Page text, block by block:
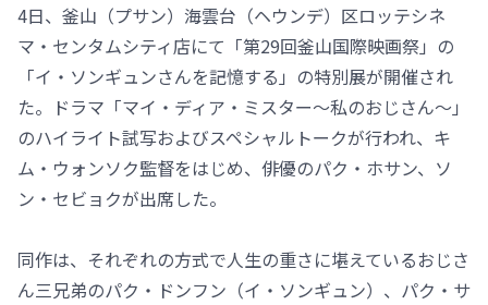
4日、釜山（プサン）海雲台（ヘウンデ）区ロッテシネ
マ・センタムシティ店にて「第29回釜山国際映画祭」の
「イ・ソンギュンさんを記憶する」の特別展が開催され
た。ドラマ「マイ・ディア・ミスター～私のおじさん～」
のハイライト試写およびスペシャルトークが行われ、キ
ム・ウォンソク監督をはじめ、俳優のパク・ホサン、ソ
ン・セビョクが出席した。
同作は、それぞれの方式で人生の重さに堪えているおじさ
ん三兄弟のパク・ドンフン（イ・ソンギュン）、パク・サ